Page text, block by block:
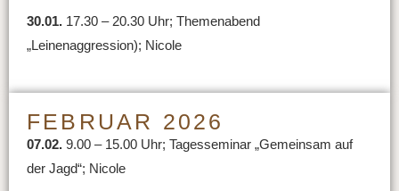
30.01. 17.30 – 20.30 Uhr; Themenabend
„Leinenaggression); Nicole
FEBRUAR 2026
07.02. 9.00 – 15.00 Uhr; Tagesseminar „Gemeinsam auf
der Jagd“; Nicole